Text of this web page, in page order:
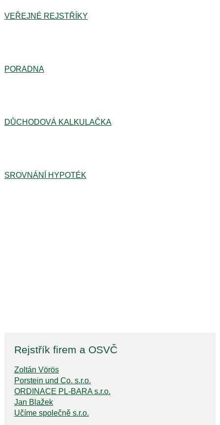
VEŘEJNÉ REJSTŘÍKY
PORADNA
DŮCHODOVÁ KALKULAČKA
SROVNÁNÍ HYPOTÉK
Rejstřík firem a OSVČ
Zoltán Vörös
Porstein und Co. s.r.o.
ORDINACE PL-BARA s.r.o.
Jan Blažek
Učíme společně s.r.o.